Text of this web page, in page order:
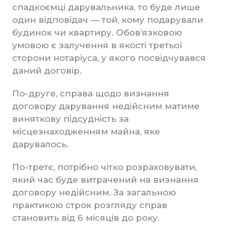
спадкоємці дарувальника, то буде лише
один відповідач — той, кому подарували
будинок чи квартиру. Обов’язковою
умовою є залучення в якості третьої
сторони нотаріуса, у якого посвідчувався
даний договір.
По-друге, справа щодо визнання
договору дарування недійсним матиме
виняткову підсудність за
місцезнаходженням майна, яке
дарувалось.
По-третє, потрібно чітко розраховувати,
який час буде витрачений на визнання
договору недійсним. За загальною
практикою строк розгляду справ
становить від 6 місяців до року.